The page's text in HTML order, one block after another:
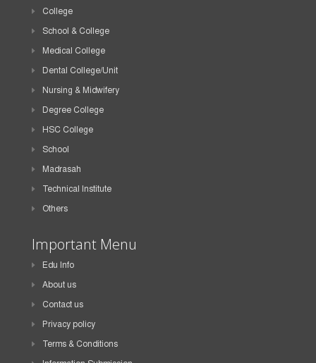
College
School & College
Medical College
Dental College/Unit
Nursing & Midwifery
Degree College
HSC College
School
Madrasah
Technical Institute
Others
Important Menu
Edu Info
About us
Contact us
Privacy policy
Terms & Conditions